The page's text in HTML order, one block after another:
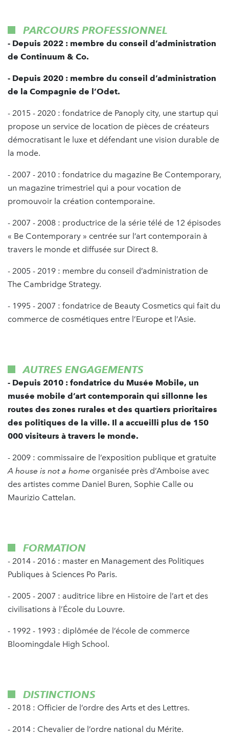
PARCOURS PROFESSIONNEL
- Depuis 2022 : membre du conseil d’administration
de Continuum & Co.
- Depuis 2020 : membre du conseil d’administration
de la Compagnie de l’Odet.
- 2015 - 2020 : fondatrice de Panoply city, une startup qui
propose un service de location de pièces de créateurs
démocratisant le luxe et défendant une vision durable de
la mode.
- 2007 - 2010 : fondatrice du magazine Be Contemporary,
un magazine trimestriel qui a pour vocation de
promouvoir la création contemporaine.
- 2007 - 2008 : productrice de la série télé de 12 épisodes
« Be Contemporary » centrée sur l’art contemporain à
travers le monde et diffusée sur Direct 8.
- 2005 - 2019 : membre du conseil d’administration de
The Cambridge Strategy.
- 1995 - 2007 : fondatrice de Beauty Cosmetics qui fait du
commerce de cosmétiques entre l’Europe et l’Asie.
AUTRES ENGAGEMENTS
- Depuis 2010 : fondatrice du Musée Mobile, un
musée mobile d’art contemporain qui sillonne les
routes des zones rurales et des quartiers prioritaires
des politiques de la ville. Il a accueilli plus de 150
000 visiteurs à travers le monde.
- 2009 : commissaire de l’exposition publique et gratuite
A house is not a home organisée près d’Amboise avec
des artistes comme Daniel Buren, Sophie Calle ou
Maurizio Cattelan.
FORMATION
- 2014 - 2016 : master en Management des Politiques
Publiques à Sciences Po Paris.
- 2005 - 2007 : auditrice libre en Histoire de l’art et des
civilisations à l’École du Louvre.
- 1992 - 1993 : diplômée de l’école de commerce
Bloomingdale High School.
DISTINCTIONS
- 2018 : Officier de l’ordre des Arts et des Lettres.
- 2014 : Chevalier de l’ordre national du Mérite.